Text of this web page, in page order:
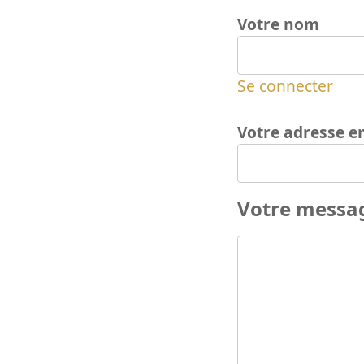
Votre nom
Se connecter
Votre adresse
Votre